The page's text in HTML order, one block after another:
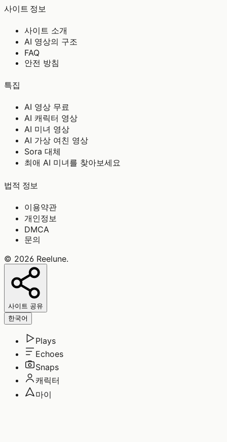
사이트 정보
사이트 소개
AI 영상의 구조
FAQ
안전 방침
특집
AI 영상 무료
AI 캐릭터 영상
AI 미녀 영상
AI 가상 여친 영상
Sora 대체
최애 AI 미녀를 찾아보세요
법적 정보
이용약관
개인정보
DMCA
문의
© 2026 Reelune.
사이트 공유
한국어
Plays
Echoes
Snaps
캐릭터
마이